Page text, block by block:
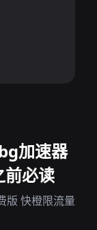
加速器
前必读
版 快橙限流量